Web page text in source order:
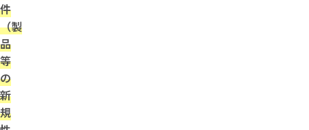
件
（製
品
等
の
新
規